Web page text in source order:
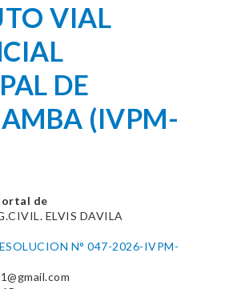
VIAL
DE
(IVPM-
de
ELVIS DAVILA
N° 047-2026-IVPM-